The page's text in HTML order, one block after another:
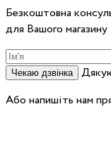
Безкоштовна
для Вашого магазину
Чекаю дзвінка
Або напишіть нам